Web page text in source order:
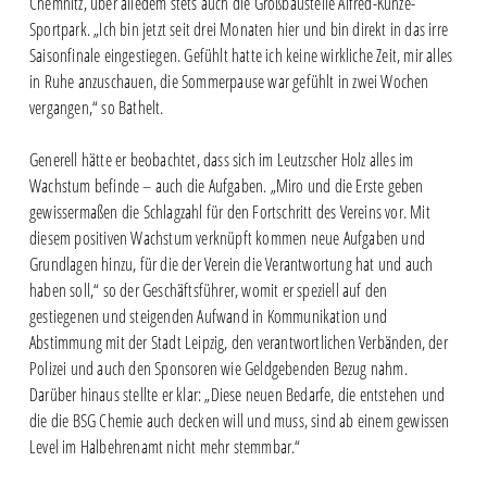
Sportpark. „Ich bin jetzt seit drei Monaten hier und bin direkt in das irre
Saisonfinale eingestiegen. Gefühlt hatte ich keine wirkliche Zeit, mir alles
in Ruhe anzuschauen, die Sommerpause war gefühlt in zwei Wochen
vergangen,“ so Bathelt.
Generell hätte er beobachtet, dass sich im Leutzscher Holz alles im
Wachstum befinde – auch die Aufgaben. „Miro und die Erste geben
gewissermaßen die Schlagzahl für den Fortschritt des Vereins vor. Mit
diesem positiven Wachstum verknüpft kommen neue Aufgaben und
Grundlagen hinzu, für die der Verein die Verantwortung hat und auch
haben soll,“ so der Geschäftsführer, womit er speziell auf den
gestiegenen und steigenden Aufwand in Kommunikation und
Abstimmung mit der Stadt Leipzig, den verantwortlichen Verbänden, der
Polizei und auch den Sponsoren wie Geldgebenden Bezug nahm.
Darüber hinaus stellte er klar: „Diese neuen Bedarfe, die entstehen und
die die BSG Chemie auch decken will und muss, sind ab einem gewissen
Level im Halbehrenamt nicht mehr stemmbar.“